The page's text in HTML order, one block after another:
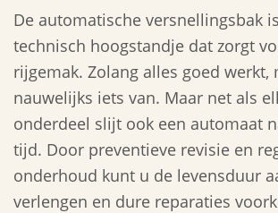
De automatische versnellingsbak
technisch hoogstandje dat zorgt
rijgemak. Zolang alles goed werkt,
nauwelijks iets van. Maar net als
onderdeel slijt ook een automaat
tijd. Door preventieve revisie en
onderhoud kunt u de levensduur
verlengen en dure reparaties